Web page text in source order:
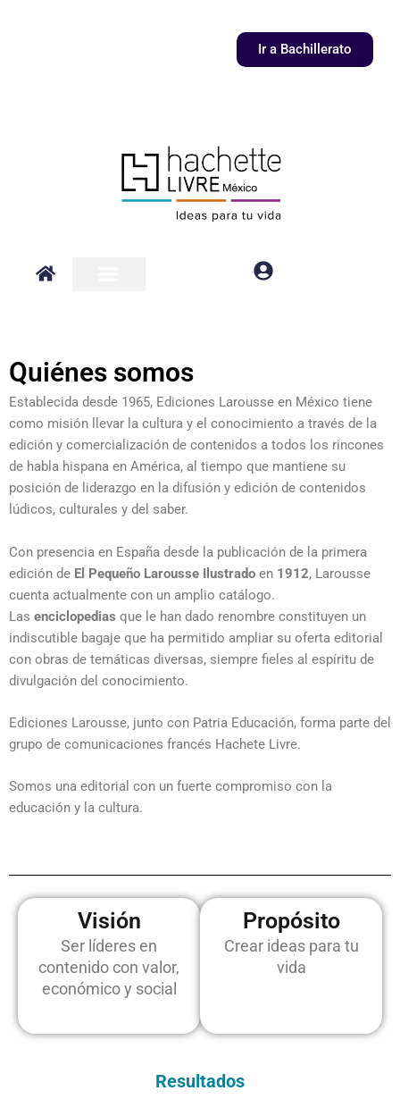
Ir a Bachillerato
Quiénes somos
Establecida desde 1965, Ediciones Larousse en México tiene
como misión llevar la cultura y el conocimiento a través de la
edición y comercialización de contenidos a todos los rincones
de habla hispana en América, al tiempo que mantiene su
posición de liderazgo en la difusión y edición de contenidos
lúdicos, culturales y del saber.
Con presencia en España desde la publicación de la primera
edición de El Pequeño Larousse Ilustrado en 1912, Larousse
cuenta actualmente con un amplio catálogo.
Las enciclopedias que le han dado renombre constituyen un
indiscutible bagaje que ha permitido ampliar su oferta editorial
con obras de temáticas diversas, siempre fieles al espíritu de
divulgación del conocimiento.
Ediciones Larousse, junto con Patria Educación, forma parte del
grupo de comunicaciones francés Hachete Livre.
Somos una editorial con un fuerte compromiso con la
educación y la cultura.
Visión
Ser líderes en
contenido con valor,
económico y social
Propósito
Crear ideas para tu
vida
Resultados